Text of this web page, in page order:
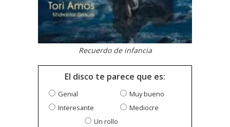
Recuerdo de infancia
El disco te parece que es:
Genial
Muy bueno
Interesante
Mediocre
Un rollo